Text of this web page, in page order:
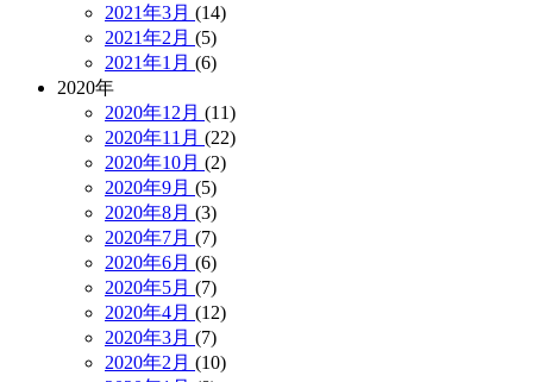
2021年3月 (14)
2021年2月 (5)
2021年1月 (6)
2020年
2020年12月 (11)
2020年11月 (22)
2020年10月 (2)
2020年9月 (5)
2020年8月 (3)
2020年7月 (7)
2020年6月 (6)
2020年5月 (7)
2020年4月 (12)
2020年3月 (7)
2020年2月 (10)